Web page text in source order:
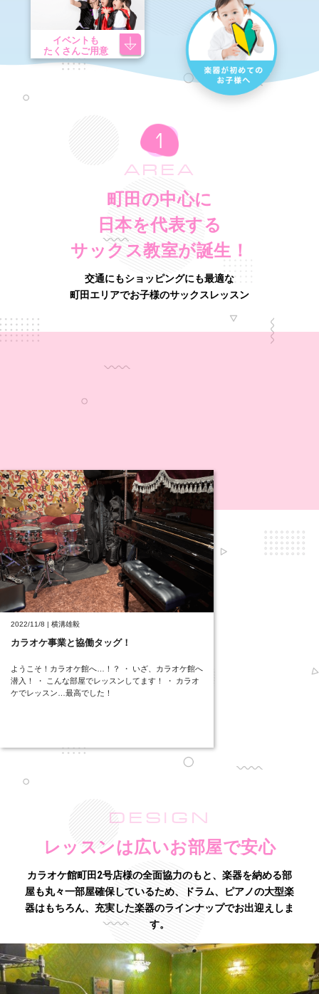
イベントも
たくさんご用意
AREA
町田の中心に
日本を代表する
サックス教室が誕生！
交通にもショッピングにも最適な
町田エリアでお子様のサックスレッスン
2022/11/8 | 横溝雄毅
カラオケ事業と協働タッグ！
ようこそ！カラオケ館へ…！？ ・ いざ、カラオケ館へ
潜入！ ・ こんな部屋でレッスンしてます！ ・ カラオ
ケでレッスン…最高でした！
DESIGN
レッスンは広いお部屋で安心
カラオケ館町田2号店様の全面協力のもと、楽器を納める部
屋も丸々一部屋確保しているため、
ドラム、ピアノの大型楽
器はもちろん、充実した楽器のラインナップでお出迎えしま
す。